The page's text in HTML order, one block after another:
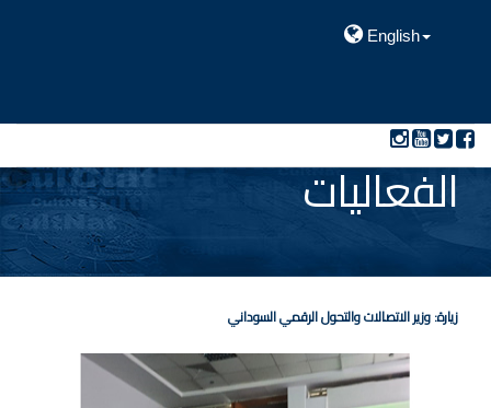
English
الفعاليات
زيارة: وزير الاتصالات والتحول الرقمي السوداني